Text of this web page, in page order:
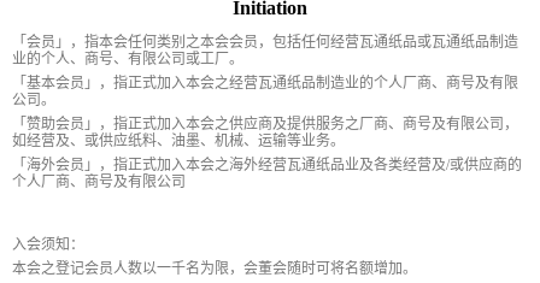
Initiation
「会员」，指本会任何类别之本会会员，包括任何经营瓦通纸品或瓦通纸品制造
业的个人、商号、有限公司或工厂。
「基本会员」，指正式加入本会之经营瓦通纸品制造业的个人厂商、商号及有限
公司。
「赞助会员」，指正式加入本会之供应商及提供服务之厂商、商号及有限公司，
如经营及、或供应纸料、油墨、机械、运输等业务。
「海外会员」，指正式加入本会之海外经营瓦通纸品业及各类经营及/或供应商的
个人厂商、商号及有限公司
入会须知：
本会之登记会员人数以一千名为限，会董会随时可将名额增加。